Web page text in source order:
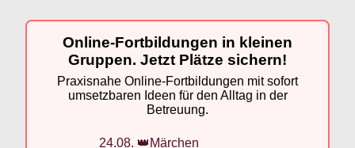
Online-Fortbildungen in kleinen
Gruppen. Jetzt Plätze sichern!
Praxisnahe Online-Fortbildungen mit sofort
umsetzbaren Ideen für den Alltag in der
Betreuung.
24.08. 👑Märchen